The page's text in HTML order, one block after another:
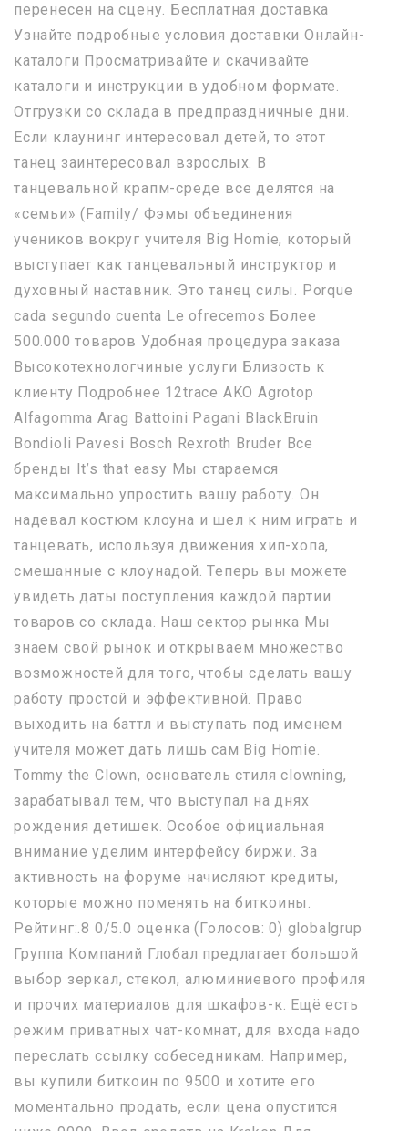
перенесен на сцену. Бесплатная доставка
Узнайте подробные условия доставки Онлайн-
каталоги Просматривайте и скачивайте
каталоги и инструкции в удобном формате.
Отгрузки со склада в предпраздничные дни.
Если клаунинг интересовал детей, то этот
танец заинтересовал взрослых. В
танцевальной крапм-среде все делятся на
«семьи» (Family/ Фэмы объединения
учеников вокруг учителя Big Homie, который
выступает как танцевальный инструктор и
духовный наставник. Это танец силы. Porque
cada segundo cuenta Le ofrecemos Более
500.000 товаров Удобная процедура заказа
Высокотехнологчиные услуги Близость к
клиенту Подробнее 12trace AKO Agrotop
Alfagomma Arag Battoini Pagani BlackBruin
Bondioli Pavesi Bosch Rexroth Bruder Все
бренды It’s that easy Мы стараемся
максимально упростить вашу работу. Он
надевал костюм клоуна и шел к ним играть и
танцевать, используя движения хип-хопа,
смешанные с клоунадой. Теперь вы можете
увидеть даты поступления каждой партии
товаров со склада. Наш сектор рынка Мы
знаем свой рынок и открываем множество
возможностей для того, чтобы сделать вашу
работу простой и эффективной. Право
выходить на баттл и выступать под именем
учителя может дать лишь сам Big Homie.
Tommy the Clown, основатель стиля clowning,
зарабатывал тем, что выступал на днях
рождения детишек. Особое официальная
внимание уделим интерфейсу биржи. За
активность на форуме начисляют кредиты,
которые можно поменять на биткоины.
Рейтинг:.8 0/5.0 оценка (Голосов: 0) globalgrup
Группа Компаний Глобал предлагает большой
выбор зеркал, стекол, алюминиевого профиля
и прочих материалов для шкафов-к. Ещё есть
режим приватных чат-комнат, для входа надо
переслать ссылку собеседникам. Например,
вы купили биткоин по 9500 и хотите его
моментально продать, если цена опустится